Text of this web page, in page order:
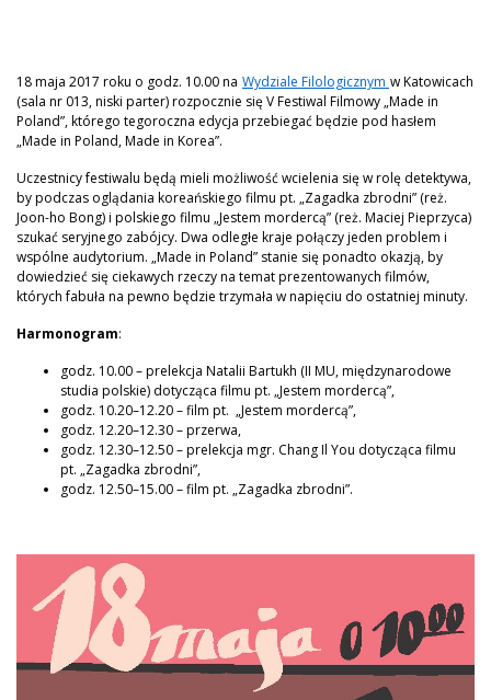
18 maja 2017 roku o godz. 10.00 na Wydziale Filologicznym w Katowicach
(sala nr 013, niski parter) rozpocznie się V Festiwal Filmowy „Made in
Poland”, którego tegoroczna edycja przebiegać będzie pod hasłem
„Made in Poland, Made in Korea”.
Uczestnicy festiwalu będą mieli możliwość wcielenia się w rolę detektywa,
by podczas oglądania koreańskiego filmu pt. „Zagadka zbrodni” (reż.
Joon-ho Bong) i polskiego filmu „Jestem mordercą” (reż. Maciej Pieprzyca)
szukać seryjnego zabójcy. Dwa odległe kraje połączy jeden problem i
wspólne audytorium. „Made in Poland” stanie się ponadto okazją, by
dowiedzieć się ciekawych rzeczy na temat prezentowanych filmów,
których fabuła na pewno będzie trzymała w napięciu do ostatniej minuty.
Harmonogram:
godz. 10.00 – prelekcja Natalii Bartukh (II MU, międzynarodowe
studia polskie) dotycząca filmu pt. „Jestem mordercą”,
godz. 10.20–12.20 – film pt. „Jestem mordercą”,
godz. 12.20–12.30 – przerwa,
godz. 12.30–12.50 – prelekcja mgr. Chang Il You dotycząca filmu
pt. „Zagadka zbrodni”,
godz. 12.50–15.00 – film pt. „Zagadka zbrodni”.